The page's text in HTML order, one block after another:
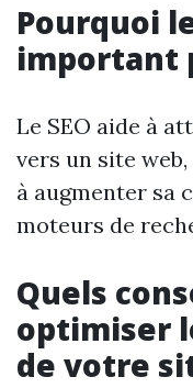
Pourquoi
important
Le SEO aide à
vers un site
à augmenter sa
moteurs de
Quels
optimiser
de votre